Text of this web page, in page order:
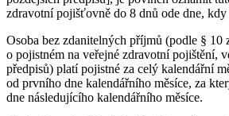
zdravotní pojišťovně do 8 dnů ode dne, kdy
Osoba bez zdanitelných příjmů (podle § 10
o pojistném na veřejné zdravotní pojištění,
předpisů) platí pojistné za celý kalendářní
od prvního dne kalendářního měsíce, za
dne následujícího kalendářního měsíce.